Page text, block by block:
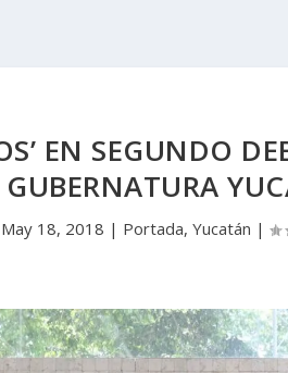
EN SEGUNDO
May 18, 2018 | Portada,Yucatán |